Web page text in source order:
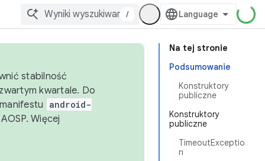
/
Na tej stronie
Podsumowanie
Konstruktory
publiczne
Konstruktory
publiczne
TimeoutExceptio
n
stabilność
kwartale. Do
android-
Więcej